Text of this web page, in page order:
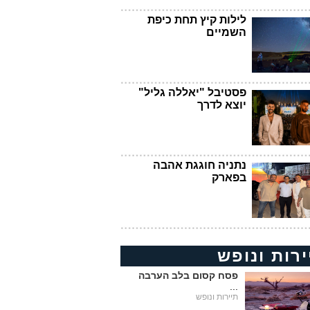
לילות קיץ תחת כיפת
השמיים
פסטיבל "יאללה גליל"
יוצא לדרך
נתניה חוגגת אהבה
בפארק
ונופש
פסח קסום בלב הערבה
תיירות ונופש